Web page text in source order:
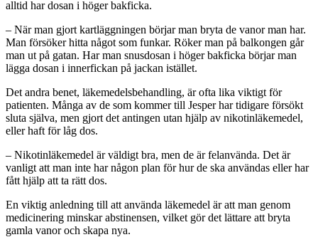
alltid har dosan i höger bakficka.
– När man gjort kartläggningen börjar man bryta de vanor man har.
Man försöker hitta något som funkar. Röker man på balkongen går
man ut på gatan. Har man snusdosan i höger bakficka börjar man
lägga dosan i innerfickan på jackan istället.
Det andra benet, läkemedelsbehandling, är ofta lika viktigt för
patienten. Många av de som kommer till Jesper har tidigare försökt
sluta själva, men gjort det antingen utan hjälp av nikotinläkemedel,
eller haft för låg dos.
– Nikotinläkemedel är väldigt bra, men de är felanvända. Det är
vanligt att man inte har någon plan för hur de ska användas eller har
fått hjälp att ta rätt dos.
En viktig anledning till att använda läkemedel är att man genom
medicinering minskar abstinensen, vilket gör det lättare att bryta
gamla vanor och skapa nya.